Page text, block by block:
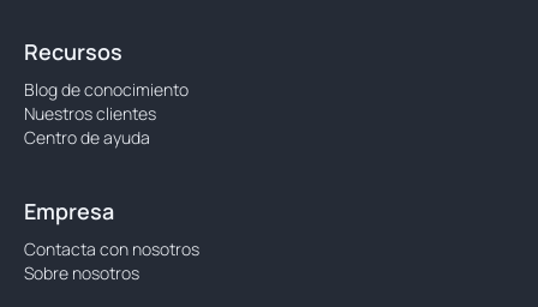
Recursos
Blog de conocimiento
Nuestros clientes
Centro de ayuda
Empresa
Contacta con nosotros
Sobre nosotros